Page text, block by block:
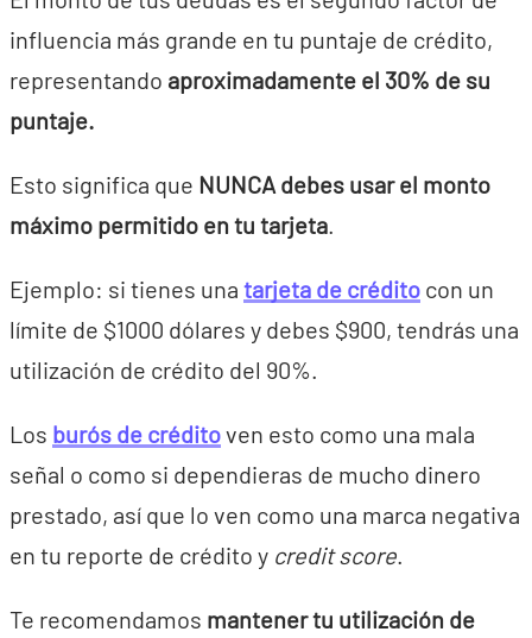
influencia más grande en tu puntaje de crédito,
representando aproximadamente el 30% de su
puntaje.
Esto significa que NUNCA debes usar el monto
máximo permitido en tu tarjeta.
Ejemplo: si tienes una tarjeta de crédito con un
límite de $1000 dólares y debes $900, tendrás una
utilización de crédito del 90%.
Los burós de créditoven esto como una mala
señal o como si dependieras de mucho dinero
prestado, así que lo ven como una marca negativa
en tu reporte de crédito y credit score.
Te recomendamos mantener tu utilización de